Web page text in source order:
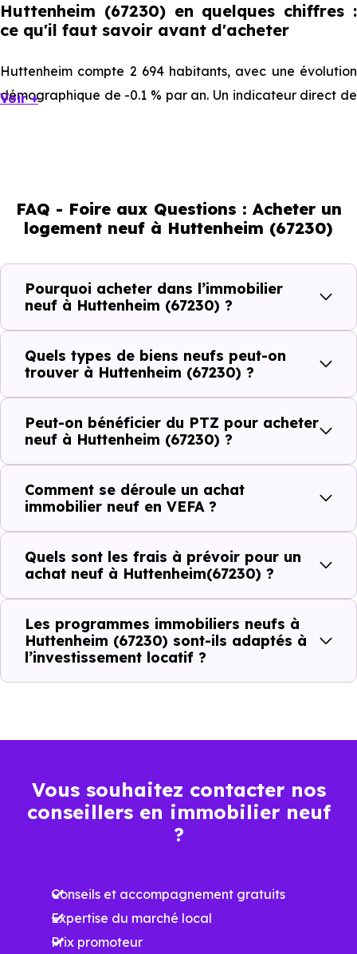
Huttenheim (67230) en quelques chiffres :
ce qu'il faut savoir avant d'acheter
Huttenheim compte 2 694 habitants, avec une évolution
démographique de -0.1 % par an. Un indicateur direct de
qui renseigne directement sur la demande locative locale
et les typologies de biens les plus recherchées.
commerces, 3 professions médicales et 2 établissements
scolaires. Des équipements du quotidien qui constituent
autant d'arguments concrets pour habiter ou investir
dans la commune.
Combien coûte un logement à Huttenheim
(67230) ?
C'est souvent la première question. Voici les repères de
prix à connaître pour un achat immobilier à Huttenheim
(67230) :
minimum
moyen
maximum
2 543 €
Ces prix varient selon la localisation dans la commune, la
d'explorer et de filtrer l'ensemble des programmes
disponibles à Huttenheim (67230) selon votre budget.
Voir +
FAQ - Foire aux Questions : Acheter un
logement neuf à Huttenheim (67230)
Pourquoi acheter dans l’immobilier
neuf à Huttenheim (67230) ?
Quels types de biens neufs peut-on
trouver à Huttenheim (67230) ?
Peut-on bénéficier du PTZ pour acheter
neuf à Huttenheim (67230) ?
Comment se déroule un achat
immobilier neuf en VEFA ?
Quels sont les frais à prévoir pour un
achat neuf à Huttenheim(67230) ?
Les programmes immobiliers neufs à
Huttenheim (67230) sont-ils adaptés à
l’investissement locatif ?
Vous souhaitez contacter nos
conseillers en immobilier neuf
?
Conseils et accompagnement gratuits
Expertise du marché local
Prix promoteur